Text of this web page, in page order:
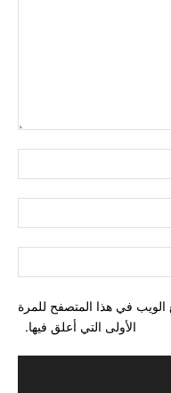
الويب في هذا المتصفح للمرة
الأولى التي أعلق فيها.